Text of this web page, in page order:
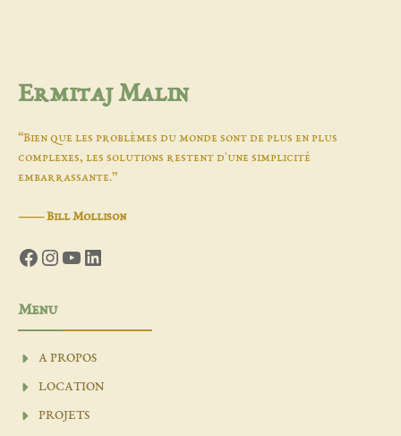
Ermitaj Malin
“Bien que les problèmes du monde sont de plus en plus
complexes, les solutions restent d'une simplicité
embarrassante.”
―Bill Mollison
Facebook
Instagram
YouTube
LinkedIn
Menu
A PROPOS
LOCATION
PROJETS